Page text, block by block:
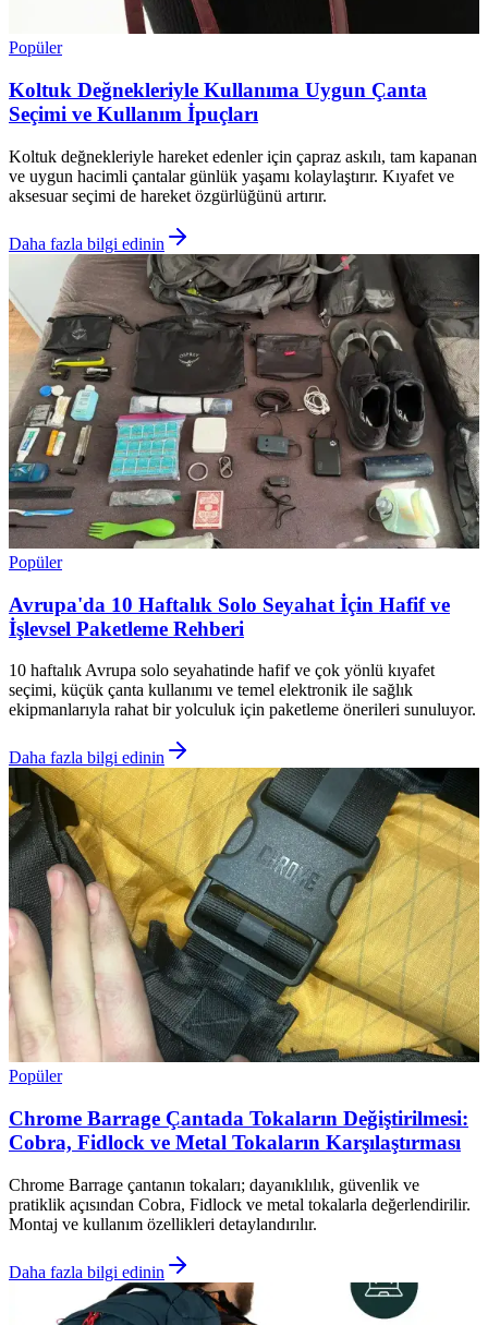
Popüler
Koltuk Değnekleriyle Kullanıma Uygun Çanta
Seçimi ve Kullanım İpuçları
Koltuk değnekleriyle hareket edenler için çapraz askılı, tam kapanan
ve uygun hacimli çantalar günlük yaşamı kolaylaştırır. Kıyafet ve
aksesuar seçimi de hareket özgürlüğünü artırır.
Daha fazla bilgi edinin
Popüler
Avrupa'da 10 Haftalık Solo Seyahat İçin Hafif ve
İşlevsel Paketleme Rehberi
10 haftalık Avrupa solo seyahatinde hafif ve çok yönlü kıyafet
seçimi, küçük çanta kullanımı ve temel elektronik ile sağlık
ekipmanlarıyla rahat bir yolculuk için paketleme önerileri sunuluyor.
Daha fazla bilgi edinin
Popüler
Chrome Barrage Çantada Tokaların Değiştirilmesi:
Cobra, Fidlock ve Metal Tokaların Karşılaştırması
Chrome Barrage çantanın tokaları; dayanıklılık, güvenlik ve
pratiklik açısından Cobra, Fidlock ve metal tokalarla değerlendirilir.
Montaj ve kullanım özellikleri detaylandırılır.
Daha fazla bilgi edinin